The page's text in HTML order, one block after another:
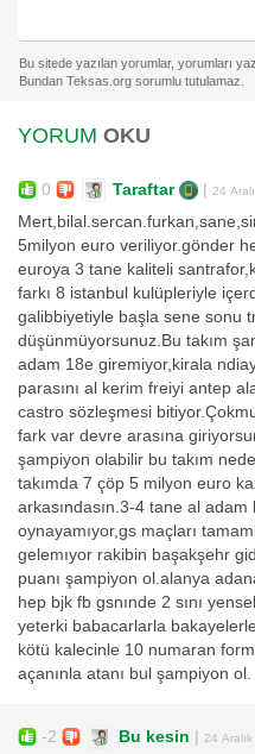
YORUM OKU
0 Taraftar 24
5milyon euro veriliyor.gönder
euroya 3 tane kaliteli
farkı 8 istanbul kulüpleriyle
galibbiyetiyle başla sene sonu
düşünmüyorsunuz.Bu takım
adam 18e giremiyor,kirala
parasını al kerim freiyi antep
castro sözleşmesi
fark var devre arasına
şampiyon olabilir bu takım
takımda 7 çöp 5 milyon euro
arkasındasın.3-4 tane al adam
oynayamıyor,gs maçları
gelemıyor rakibin başakşehr
puanı şampiyon ol.alanya
hep bjk fb gsnınde 2 sını
yeterki babacarlarla
kötü kalecinle 10 numaran
açanınla atanı bul şampiyon ol.
-2 Bu kesin 24